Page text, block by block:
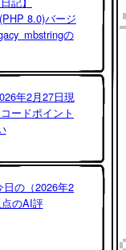
8.0)バージ
の
年2月27日現
ードポイント
の（2026年2
のAI評